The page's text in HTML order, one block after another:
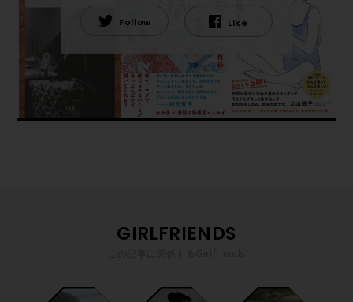
Follow Like
GIRLFRIENDS